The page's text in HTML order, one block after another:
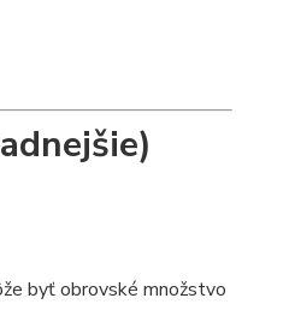
byť obrovské množstvo